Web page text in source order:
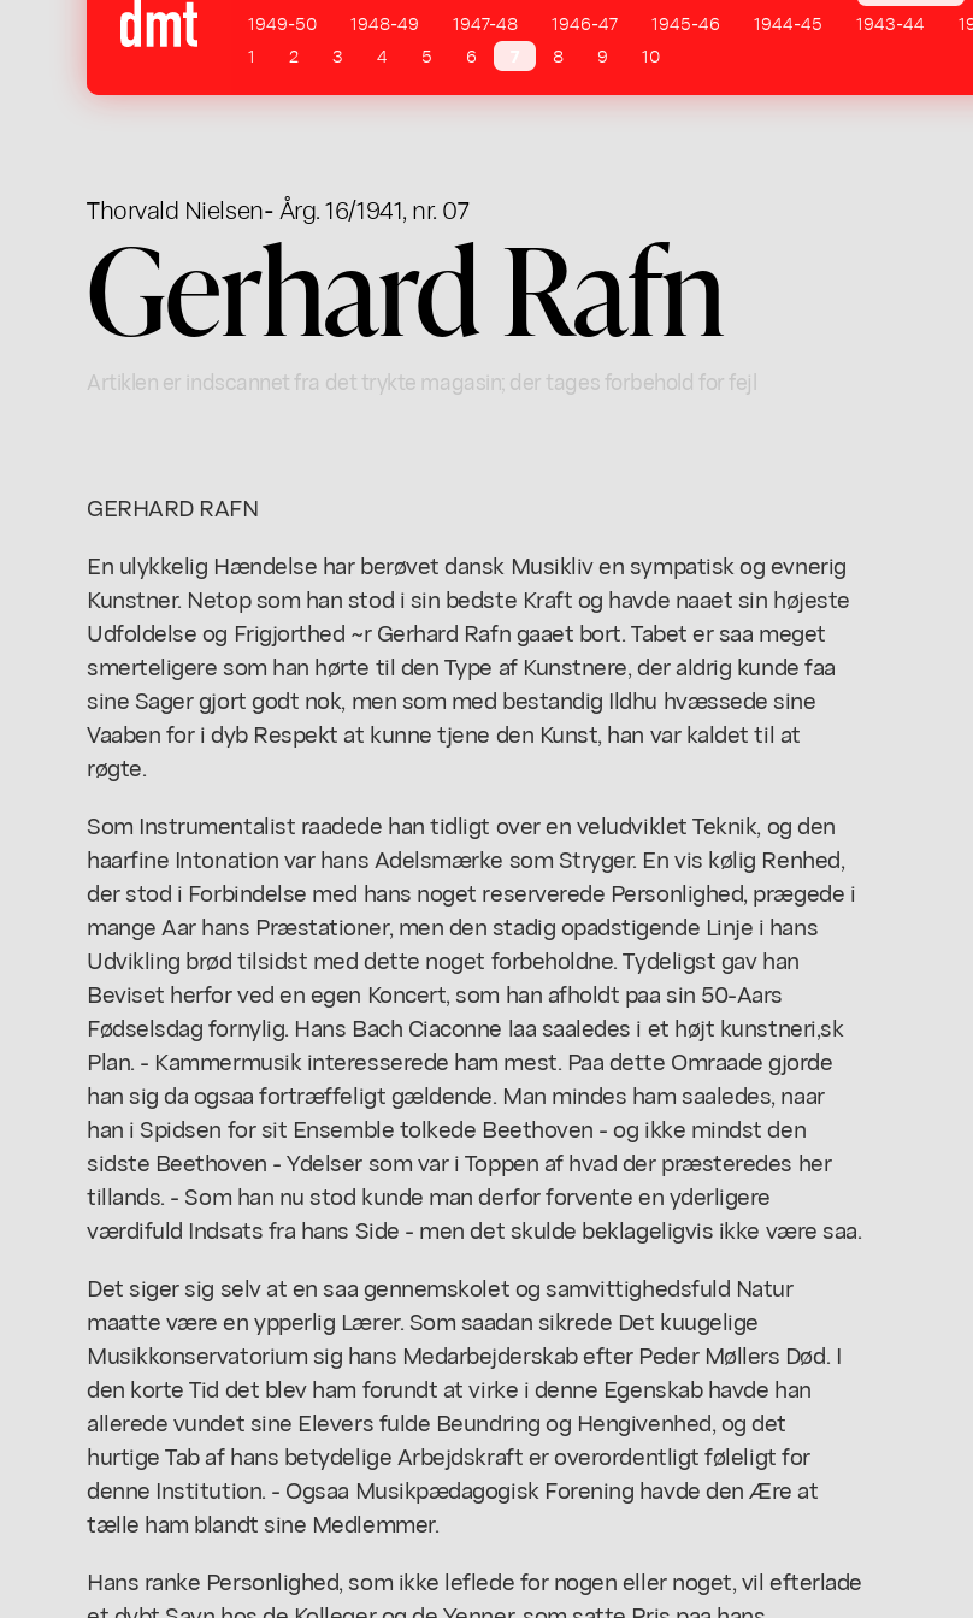
1949-50
1948-49 1947-48 1946-47 1945-46 1944-45 1943-44
1
2 3 4 5 6 8 9 10
Thorvald Nielsen- Årg. 16/1941, nr. 07
Gerhard Rafn
Artiklen er indscannet fra det trykte magasin; der tages forbehold for fejl
GERHARD RAFN
En ulykkelig Hændelse har berøvet dansk Musikliv en sympatisk og evnerig
Kunstner. Netop som han stod i sin bedste Kraft og havde naaet sin højeste
Udfoldelse og Frigjorthed ~r Gerhard Rafn gaaet bort. Tabet er saa meget
smerteligere som han hørte til den Type af Kunstnere, der aldrig kunde faa
sine Sager gjort godt nok, men som med bestandig Ildhu hvæssede sine
Vaaben for i dyb Respekt at kunne tjene den Kunst, han var kaldet til at
røgte.
Som Instrumentalist raadede han tidligt over en veludviklet Teknik, og den
haarfine Intonation var hans Adelsmærke som Stryger. En vis kølig Renhed,
der stod i Forbindelse med hans noget reserverede Personlighed, prægede i
mange Aar hans Præstationer, men den stadig opadstigende Linje i hans
Udvikling brød tilsidst med dette noget forbeholdne. Tydeligst gav han
Beviset herfor ved en egen Koncert, som han afholdt paa sin 50-Aars
Fødselsdag fornylig. Hans Bach Ciaconne laa saaledes i et højt kunstneri,sk
Plan. - Kammermusik interesserede ham mest. Paa dette Omraade gjorde
han sig da ogsaa fortræffeligt gældende. Man mindes ham saaledes, naar
han i Spidsen for sit Ensemble tolkede Beethoven - og ikke mindst den
sidste Beethoven - Ydelser som var i Toppen af hvad der præsteredes her
tillands. - Som han nu stod kunde man derfor forvente en yderligere
værdifuld Indsats fra hans Side - men det skulde beklageligvis ikke være saa.
Det siger sig selv at en saa gennemskolet og samvittighedsfuld Natur
maatte være en ypperlig Lærer. Som saadan sikrede Det kuugelige
Musikkonservatorium sig hans Medarbejderskab efter Peder Møllers Død. I
den korte Tid det blev ham forundt at virke i denne Egenskab havde han
allerede vundet sine Elevers fulde Beundring og Hengivenhed, og det
hurtige Tab af hans betydelige Arbejdskraft er overordentligt føleligt for
denne Institution. - Ogsaa Musikpædagogisk Forening havde den Ære at
tælle ham blandt sine Medlemmer.
Hans ranke Personlighed, som ikke leflede for nogen eller noget, vil efterlade